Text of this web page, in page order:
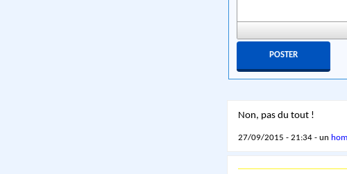
Non, pas du tout !
27/09/2015 - 21:34 - un